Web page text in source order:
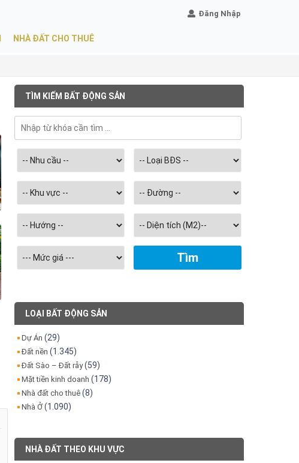
Đăng Nhập
NHÀ ĐẤT CHO THUÊ
TÌM KIẾM BẤT ĐỘNG SẢN
Chọn
diện
tích
LOẠI BẤT ĐỘNG SẢN
Dự Án (29)
Đất nền (1.345)
Đất Sào – Đất rẫy(59)
Mặt tiền kinh doanh (178)
Nhà đất cho thuê (8)
Nhà Ở (1.090)
NHÀ ĐẤT THEO KHU VỰC